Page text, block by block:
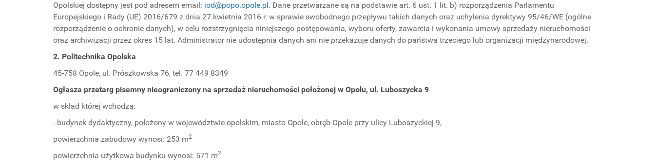
Opolskiej dostępny jest pod adresem email: iod@popo.opole.pl . Dane przetwarzane są na podstawie art. 6 ust. 1 lit. b) rozporządzenia Parlamentu
Europejskiego i Rady (UE) 2016/679 z dnia 27 kwietnia 2016 r. w sprawie swobodnego przepływu takich danych oraz uchylenia dyrektywy 95/46/WE (ogólne
rozporządzenie o ochronie danych), w celu rozstrzygnięcia niniejszego postępowania, wyboru oferty, zawarcia i wykonania umowy sprzedaży nieruchomości
oraz archiwizacji przez okres 15 lat. Administrator nie udostępnia danych ani nie przekazuje danych do państwa trzeciego lub organizacji międzynarodowej.
2. Politechnika Opolska
45-758 Opole, ul. Prószkowska 76, tel. 77 449 8349
Ogłasza przetarg pisemny nieograniczony na sprzedaż nieruchomości położonej w Opolu, ul. Luboszycka 9
w skład której wchodzą:
- budynek dydaktyczny, położony w województwie opolskim, miasto Opole, obręb Opole przy ulicy Luboszyckiej 9,
powierzchnia zabudowy wynosi: 253 m2
powierzchnia użytkowa budynku wynosi: 571 m2